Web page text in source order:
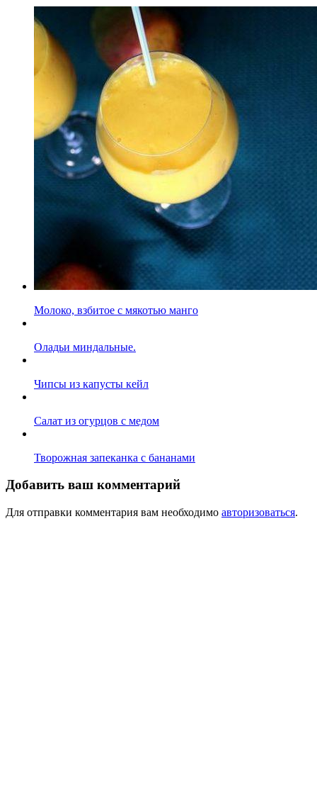
Молоко, взбитое с мякотью манго
Оладьи миндальные.
Чипсы из капусты кейл
Салат из огурцов с медом
Творожная запеканка с бананами
Добавить ваш комментарий
Для отправки комментария вам необходимо авторизоваться.